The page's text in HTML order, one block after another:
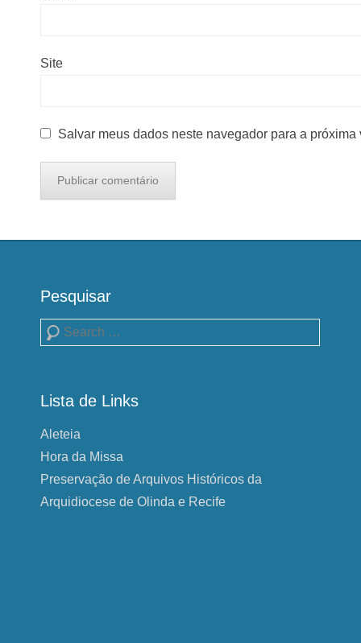
Site
Salvar meus dados neste navegador para a próxima
Pesquisar
Pesquisa
Lista de Links
Aleteia
Hora da Missa
Preservação de Arquivos Históricos da
Arquidiocese de Olinda e Recife